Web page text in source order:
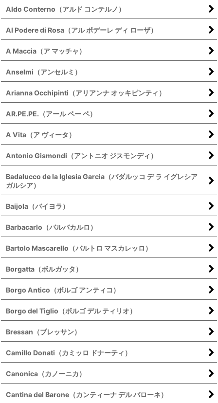
Aldo Conterno（アルド コンテルノ）
Al Podere di Rosa（アル ポデーレ ディ ローザ）
A Maccia（ア マッチャ）
Anselmi（アンセルミ）
Arianna Occhipinti（アリアンナ オッキピンティ）
AR.PE.PE.（アール ペー ペ）
A Vita（ア ヴィータ）
Antonio Gismondi（アントニオ ジスモンディ）
Badalucco de la Iglesia Garcia（バダルッコ デ ラ イグレシア
ガルシア）
Baijola（バイヨラ）
Barbacarlo（バルバカルロ）
Bartolo Mascarello（バルトロ マスカレッロ）
Borgatta（ボルガッタ）
Borgo Antico（ボルゴ アンティコ）
Borgo del Tiglio（ボルゴ デル ティリオ）
Bressan（ブレッサン）
Camillo Donati（カミッロ ドナーティ）
Canonica（カノーニカ）
Cantina del Barone（カンティーナ デル バローネ）